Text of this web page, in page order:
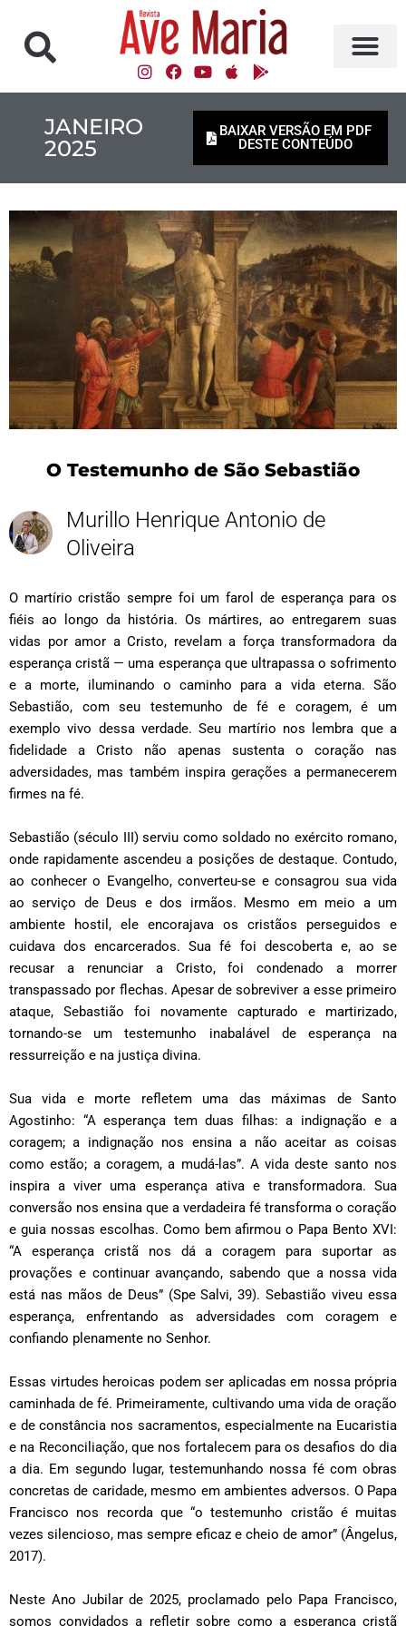
JANEIRO
2025
BAIXAR VERSÃO EM PDF
DESTE CONTEÚDO
O Testemunho de São Sebastião
Murillo Henrique Antonio de
Oliveira
O martírio cristão sempre foi um farol de esperança para os
fiéis ao longo da história. Os mártires, ao entregarem suas
vidas por amor a Cristo, revelam a força transformadora da
esperança cristã — uma esperança que ultrapassa o sofrimento
e a morte, iluminando o caminho para a vida eterna. São
Sebastião, com seu testemunho de fé e coragem, é um
exemplo vivo dessa verdade. Seu martírio nos lembra que a
fidelidade a Cristo não apenas sustenta o coração nas
adversidades, mas também inspira gerações a permanecerem
firmes na fé.
Sebastião (século III) serviu como soldado no exército romano,
onde rapidamente ascendeu a posições de destaque. Contudo,
ao conhecer o Evangelho, converteu-se e consagrou sua vida
ao serviço de Deus e dos irmãos. Mesmo em meio a um
ambiente hostil, ele encorajava os cristãos perseguidos e
cuidava dos encarcerados. Sua fé foi descoberta e, ao se
recusar a renunciar a Cristo, foi condenado a morrer
transpassado por flechas. Apesar de sobreviver a esse primeiro
ataque, Sebastião foi novamente capturado e martirizado,
tornando-se um testemunho inabalável de esperança na
ressurreição e na justiça divina.
Sua vida e morte refletem uma das máximas de Santo
Agostinho: “A esperança tem duas filhas: a indignação e a
coragem; a indignação nos ensina a não aceitar as coisas
como estão; a coragem, a mudá-las”. A vida deste santo nos
inspira a viver uma esperança ativa e transformadora. Sua
conversão nos ensina que a verdadeira fé transforma o coração
e guia nossas escolhas. Como bem afirmou o Papa Bento XVI:
“A esperança cristã nos dá a coragem para suportar as
provações e continuar avançando, sabendo que a nossa vida
está nas mãos de Deus” (Spe Salvi, 39). Sebastião viveu essa
esperança, enfrentando as adversidades com coragem e
confiando plenamente no Senhor.
Essas virtudes heroicas podem ser aplicadas em nossa própria
caminhada de fé. Primeiramente, cultivando uma vida de oração
e de constância nos sacramentos, especialmente na Eucaristia
e na Reconciliação, que nos fortalecem para os desafios do dia
a dia. Em segundo lugar, testemunhando nossa fé com obras
concretas de caridade, mesmo em ambientes adversos. O Papa
Francisco nos recorda que “o testemunho cristão é muitas
vezes silencioso, mas sempre eficaz e cheio de amor” (Ângelus,
2017).
Neste Ano Jubilar de 2025, proclamado pelo Papa Francisco,
somos convidados a refletir sobre como a esperança cristã